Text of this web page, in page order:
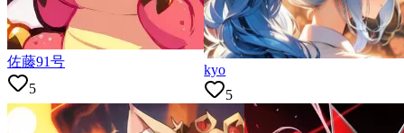
佐藤91号
5
kyo
5